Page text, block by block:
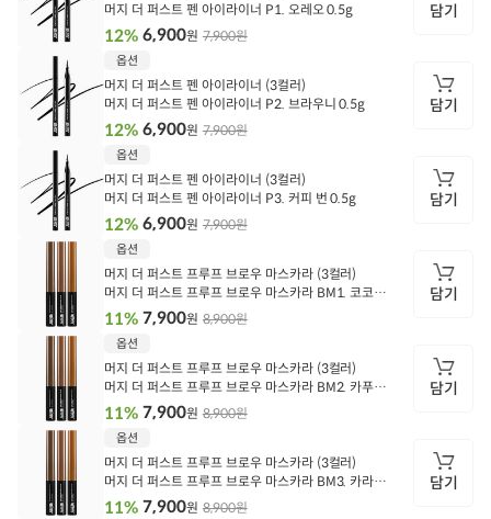
머지 더 퍼스트 펜 아이라이너 P1. 오레오 0.5g
7,900원
12% 6,900원
담기
옵션
머지 더 퍼스트 펜 아이라이너 (3컬러)
머지 더 퍼스트 펜 아이라이너 P2. 브라우니 0.5g
7,900원
12% 6,900원
담기
옵션
머지 더 퍼스트 펜 아이라이너 (3컬러)
머지 더 퍼스트 펜 아이라이너 P3. 커피 번 0.5g
7,900원
12% 6,900원
담기
옵션
머지 더 퍼스트 프루프 브로우 마스카라 (3컬러)
머지 더 퍼스트 프루프 브로우 마스카라 BM1. 코코아
3.5g
8,900원
11% 7,900원
담기
옵션
머지 더 퍼스트 프루프 브로우 마스카라 (3컬러)
머지 더 퍼스트 프루프 브로우 마스카라 BM2. 카푸치
노 3.5g
8,900원
11% 7,900원
담기
옵션
머지 더 퍼스트 프루프 브로우 마스카라 (3컬러)
머지 더 퍼스트 프루프 브로우 마스카라 BM3. 카라멜
3.5g
8,900원
11% 7,900원
담기